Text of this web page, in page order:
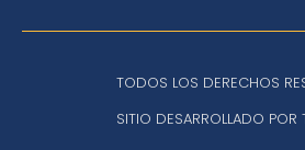
TODOS LOS DERECHOS
SITIO DESARROLLADO POR